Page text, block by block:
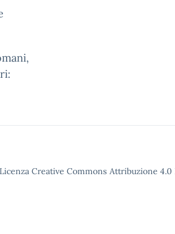
Creative Commons Attribuzione 4.0